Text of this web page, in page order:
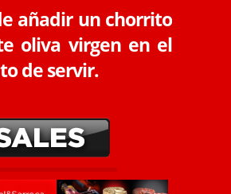
añadir un chorrito
oliva virgen en el
de servir.